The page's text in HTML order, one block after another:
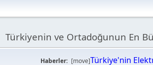
Türkiyenin ve Ortadoğunun En
Haberler: [move]Türkiye'nin